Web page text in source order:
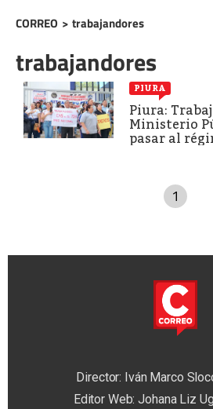
CORREO > trabajandores
trabajandores
PIURA
Piura:
Ministerio
pasar al
1
Director: Iván Marco
Editor Web: Johana Liz